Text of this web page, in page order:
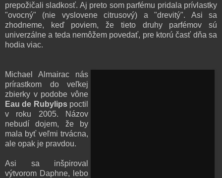
prepožičali sladkosť. Aj preto som parfému pridala prívlastky
"ovocný" (nie vyslovene citrusový) a "drevitý". Asi sa
zhodneme, keď poviem, že tieto druhy parfémov sú
univerzálne a teda nemôžem povedať, pre ktorú časť dňa sa
hodia viac.
Michael Almairac nás
prírastkom do veľkej
zbierky v podobe vône
Eau de Rubylipspoctil
v roku 2005. Názov
nebudí dojem, že by
mala byť veľmi trvácna,
ale opak je pravdou.
Asi sa inšpiroval
výtvorom Daphne, lebo